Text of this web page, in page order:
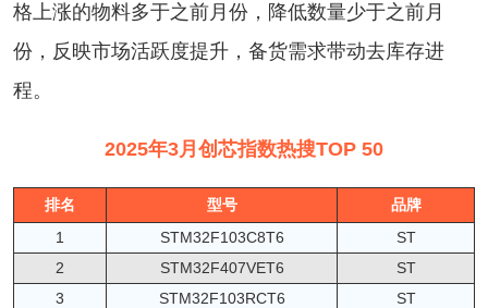
格上涨的物料多于之前月份，降低数量少于之前月
份，反映市场活跃度提升，备货需求带动去库存进
程。
2025年3月创芯指数热搜TOP 50
排名 型号
品牌
1
STM32F103C8T6
ST
2
STM32F407VET6
ST
3
STM32F103RCT6
ST